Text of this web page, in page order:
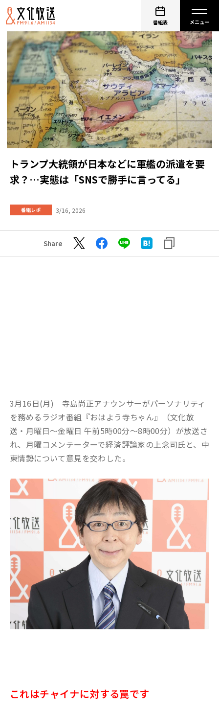
番組表
トランプ大統領が日本などに軍艦の派遣を要
求？…実態は「SNSで勝手に言ってる」
番組レポ 3/16, 2026
Share
3月16日(月) 寺島尚正アナウンサーがパーソナリティ
を務めるラジオ番組『おはよう寺ちゃん』（文化放
送・月曜日～金曜日 午前5時00分～8時00分）が放送さ
れ、月曜コメンテーターで経済評論家の上念司氏と、中
東情勢について意見を交わした。
これはチャイナに対する罠です